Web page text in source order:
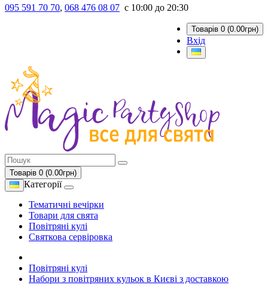
095 591 70 70, 068 476 08 07 с 10:00 до 20:30
Товарів 0 (0.00грн)
Вхід
Товарів 0 (0.00грн)
Категорії
Тематичні вечірки
Товари для свята
Повітряні кулі
Святкова сервіровка
Повітряні кулі
Набори з повітряних кульок в Києві з доставкою